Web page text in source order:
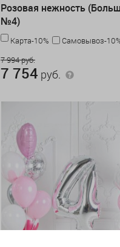
Розовая нежность
№4)
Карта-10% Самовывоз-
7 994 руб.
7 754 руб.